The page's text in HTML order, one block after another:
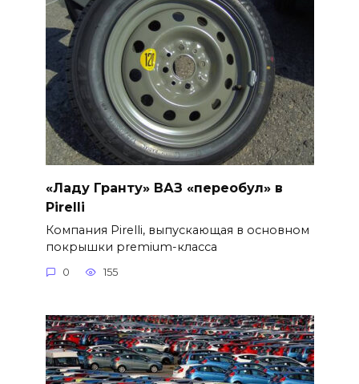
«Ладу Гранту» ВАЗ «переобул» в
Pirelli
Компания Pirelli, выпускающая в основном
покрышки premium-класса
0 155